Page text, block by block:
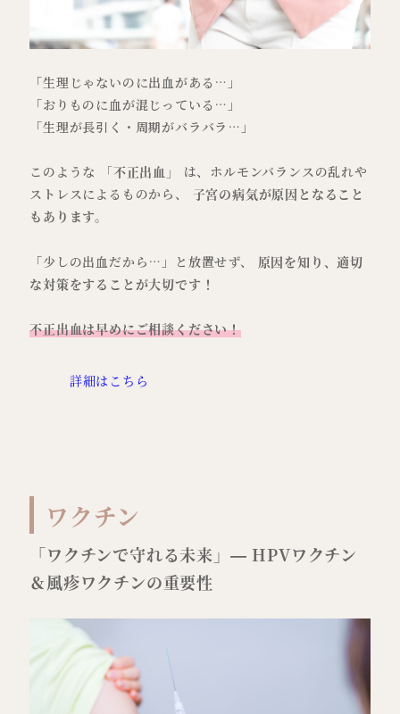
「生理じゃないのに出血がある…」
「おりものに血が混じっている…」
「生理が長引く・周期がバラバラ…」
このような 「不正出血」
は、ホルモンバランスの乱れや
ストレスによるものから、 子宮の病気が原因となること
もあります。
「少しの出血だから…」と放置せず、 原因を知り、適切
な対策をすることが大切です！
不正出血は早めにご相談ください！
詳細はこちら
ワクチン
「ワクチンで守れる未来」— HPVワクチン
＆風疹ワクチンの重要性